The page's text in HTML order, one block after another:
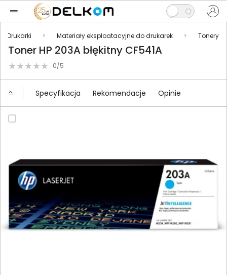
Drukarki Materiały eksploatacyjne do drukarek Tonery
Toner HP 203A błękitny CF541A
0/5
Specyfikacja Rekomendacje Opinie